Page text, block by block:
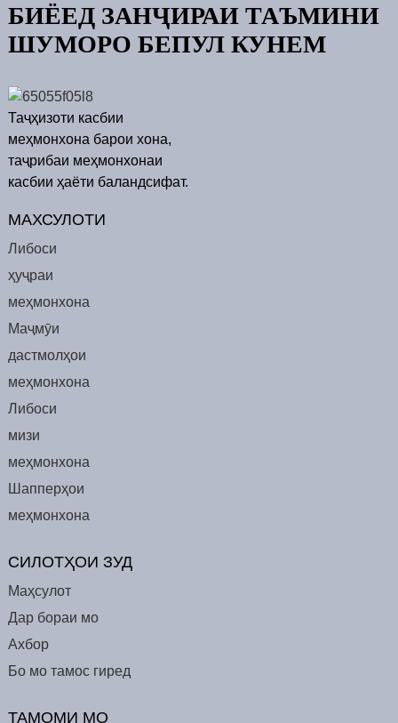
БИЁЕД ЗАНҶИРАИ ТАЪМИНИ
ШУМОРО БЕПУЛ КУНЕМ
Таҷҳизоти касбии
меҳмонхона барои хона,
таҷрибаи меҳмонхонаи
касбии ҳаёти баландсифат.
МАХСУЛОТИ
Либоси
ҳуҷраи
меҳмонхона
Маҷмӯи
дастмолҳои
меҳмонхона
Либоси
мизи
меҳмонхона
Шапперҳои
меҳмонхона
СИЛОТҲОИ ЗУД
Маҳсулот
Дар бораи мо
Ахбор
Бо мо тамос гиред
ТАМОМИ МО